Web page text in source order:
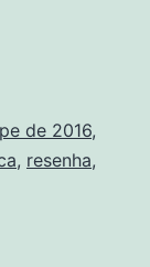
de 2016,
, resenha,